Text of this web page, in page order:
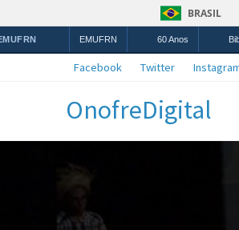
BRASIL
EMUFRN 60 Anos
Facebook Twitter
OnofreDigital